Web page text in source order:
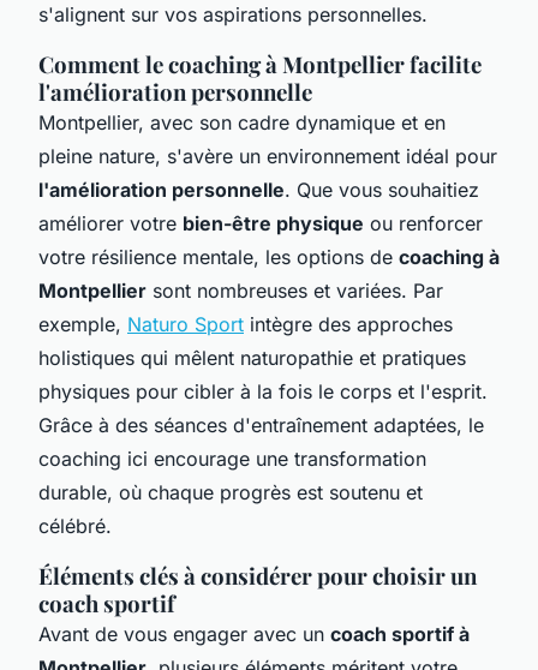
s'alignent sur vos aspirations personnelles.
Comment le coaching à Montpellier facilite
l'amélioration personnelle
Montpellier, avec son cadre dynamique et en
pleine nature, s'avère un environnement idéal pour
l'amélioration personnelle. Que vous souhaitiez
améliorer votre bien-être physique ou renforcer
votre résilience mentale, les options de coaching à
Montpellier sont nombreuses et variées. Par
exemple, Naturo Sport intègre des approches
holistiques qui mêlent naturopathie et pratiques
physiques pour cibler à la fois le corps et l'esprit.
Grâce à des séances d'entraînement adaptées, le
coaching ici encourage une transformation
durable, où chaque progrès est soutenu et
célébré.
Éléments clés à considérer pour choisir un
coach sportif
Avant de vous engager avec un coach sportif à